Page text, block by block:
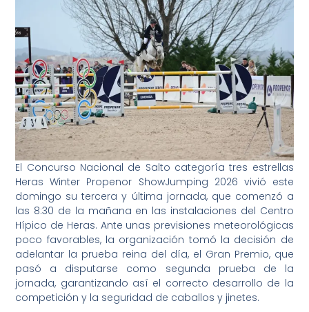
El Concurso Nacional de Salto categoría tres estrellas
Heras Winter Propenor ShowJumping 2026 vivió este
domingo su tercera y última jornada, que comenzó a
las 8:30 de la mañana en las instalaciones del Centro
Hípico de Heras. Ante unas previsiones meteorológicas
poco favorables, la organización tomó la decisión de
adelantar la prueba reina del día, el Gran Premio, que
pasó a disputarse como segunda prueba de la
jornada, garantizando así el correcto desarrollo de la
competición y la seguridad de caballos y jinetes.